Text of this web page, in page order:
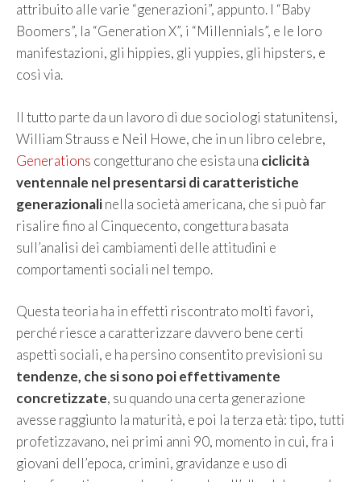
attribuito alle varie “generazioni”, appunto. I “Baby
Boomers”, la “Generation X”, i “Millennials”, e le loro
manifestazioni, gli hippies, gli yuppies, gli hipsters, e
così via.
Il tutto parte da un lavoro di due sociologi statunitensi,
William Strauss e Neil Howe, che in un libro celebre,
Generations congetturano che esista una ciclicità
ventennale nel presentarsi di caratteristiche
generazionalinella società americana, che si può far
risalire fino al Cinquecento, congettura basata
sull’analisi dei cambiamenti delle attitudini e
comportamenti sociali nel tempo.
Questa teoria ha in effetti riscontrato molti favori,
perché riesce a caratterizzare davvero bene certi
aspetti sociali, e ha persino consentito previsioni su
tendenze, che si sono poi effettivamente
concretizzate, su quando una certa generazione
avesse raggiunto la maturità, e poi la terza età: tipo, tutti
profetizzavano, nei primi anni 90, momento in cui, fra i
giovani dell’epoca, crimini, gravidanze e uso di